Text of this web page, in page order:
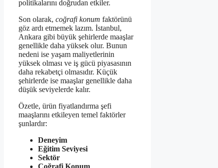
politikalarını doğrudan etkiler.
Son olarak, coğrafi konum faktörünü
göz ardı etmemek lazım. İstanbul,
Ankara gibi büyük şehirlerde maaşlar
genellikle daha yüksek olur. Bunun
nedeni ise yaşam maliyetlerinin
yüksek olması ve iş gücü piyasasının
daha rekabetçi olmasıdır. Küçük
şehirlerde ise maaşlar genellikle daha
düşük seviyelerde kalır.
Özetle, ürün fiyatlandırma şefi
maaşlarını etkileyen temel faktörler
şunlardır:
Deneyim
Eğitim Seviyesi
Sektör
Coğrafi Konum